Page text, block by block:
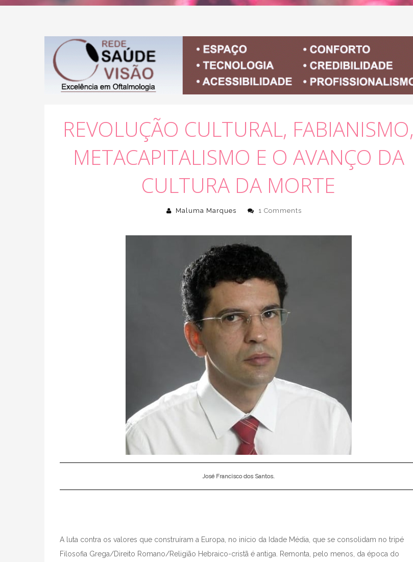
REVOLUÇÃO CULTURAL, FABIANISMO,
METACAPITALISMO E O AVANÇO DA
CULTURA DA MORTE
Maluma Marques 1 Comments
José Francisco dos Santos.
A luta contra os valores que construíram a Europa, no início da Idade Média, que se consolidam no tripé
Filosofia Grega/Direito Romano/Religião Hebraico-cristã é antiga. Remonta, pelo menos, da época do